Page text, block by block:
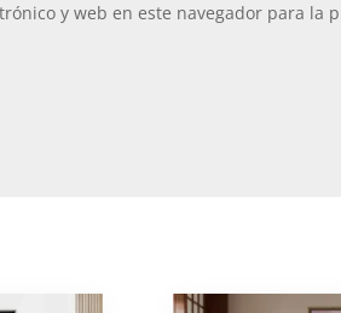
y web en este navegador para la